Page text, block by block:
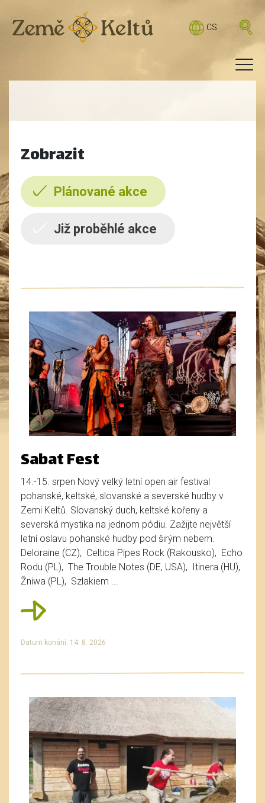
CS
Zobrazit
Plánované akce
Již proběhlé akce
Sabat Fest
14.-15. srpen Nový velký letní open air festival
pohanské, keltské, slovanské a severské hudby v
Zemi Keltů. Slovanský duch, keltské kořeny a
severská mystika na jednom pódiu. Zažijte největší
letní oslavu pohanské hudby pod širým nebem.
Deloraine (CZ), Celtica Pipes Rock (Rakousko), Echo
Rodu (PL), The Trouble Notes (DE, USA), Itinera (HU),
Žniwa (PL), Szlakiem ...
Datum konání: 14. 8. 2026